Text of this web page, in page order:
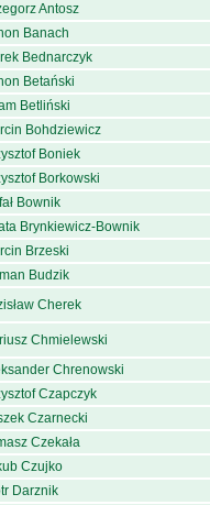
Antosz
Banach
Bednarczyk
Betański
Betliński
Bohdziewicz
Boniek
Borkowski
Bownik
Brynkiewicz-Bownik
Brzeski
Budzik
Cherek
Chmielewski
Chrenowski
Czapczyk
Czarnecki
Czekała
Czujko
Darznik